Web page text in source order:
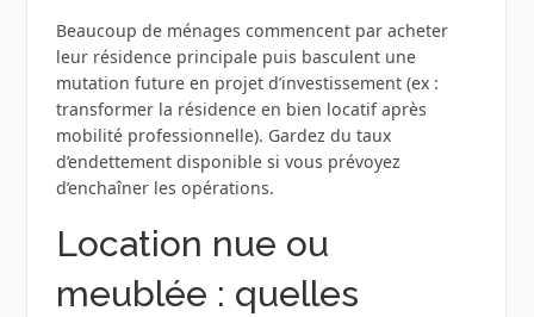
Beaucoup de ménages commencent par acheter
leur résidence principale puis basculent une
mutation future en projet d’investissement (ex :
transformer la résidence en bien locatif après
mobilité professionnelle). Gardez du taux
d’endettement disponible si vous prévoyez
d’enchaîner les opérations.
Location nue ou
meublée : quelles